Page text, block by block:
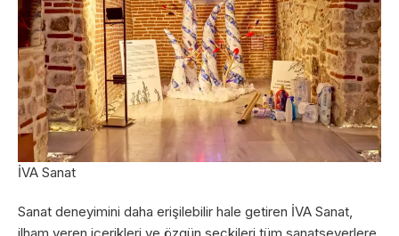
İVA Sanat
Sanat deneyimini daha erişilebilir hale getiren İVA Sanat,